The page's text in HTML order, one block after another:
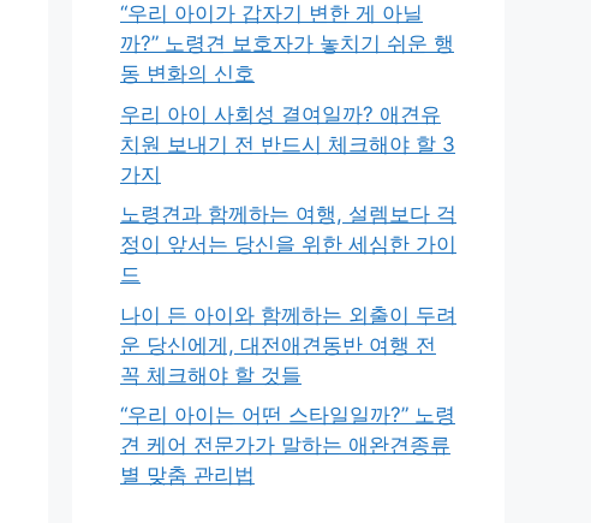
“우리 아이가 갑자기 변한 게 아닐
까?” 노령견 보호자가 놓치기 쉬운 행
동 변화의 신호
우리 아이 사회성 결여일까? 애견유
치원 보내기 전 반드시 체크해야 할 3
가지
노령견과 함께하는 여행, 설렘보다 걱
정이 앞서는 당신을 위한 세심한 가이
드
나이 든 아이와 함께하는 외출이 두려
운 당신에게, 대전애견동반 여행 전
꼭 체크해야 할 것들
“우리 아이는 어떤 스타일일까?” 노령
견 케어 전문가가 말하는 애완견종류
별 맞춤 관리법